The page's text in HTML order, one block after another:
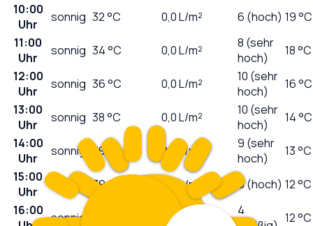
10:00
Uhr
sonnig 32°C 0,0L/m² 6 (hoch) 19 °C
11:00
Uhr
sonnig 34°C 0,0L/m²
8 (sehr
hoch)
18 °C
12:00
Uhr
sonnig 36°C 0,0L/m²
10 (sehr
hoch)
16 °C
13:00
Uhr
sonnig 38°C 0,0L/m²
10 (sehr
hoch)
14 °C
14:00
Uhr
sonnig 39 °C 0,0 L/m²
9 (sehr
hoch)
13 °C
15:00
Uhr
39°C L/m² 6 (hoch) 12 °C
16:00 sonnig 0,0
4
12 °C